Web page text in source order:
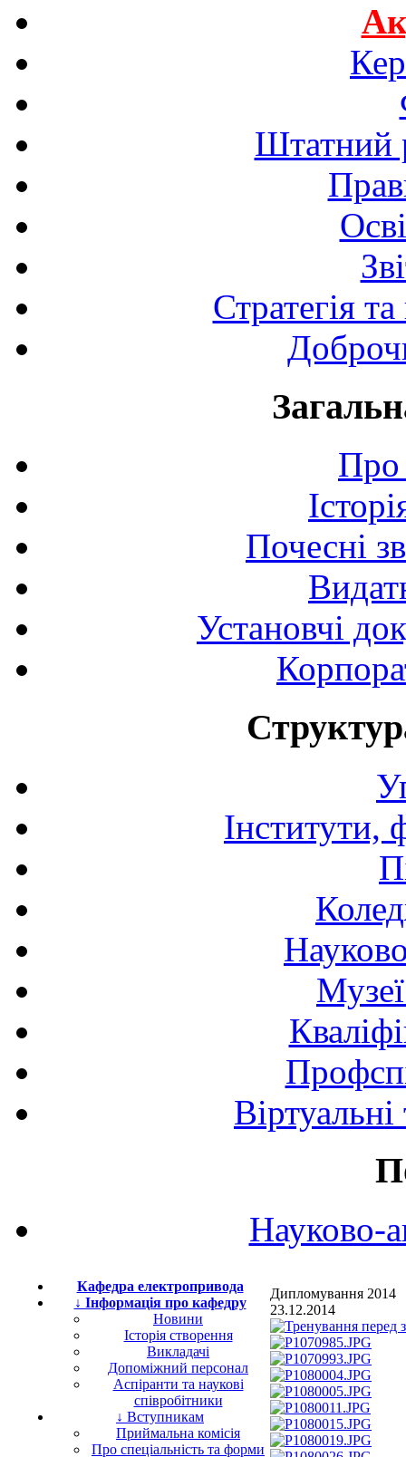
Штатний
Стратегія
Про
Почесні
Установчі
Інститути,
Науково-
Кафедра електропривода
↓ Інформація про кафедру
Новини
Історія створення
Викладачі
Допоміжний персонал
Аспіранти та наукові
співробітники
↓ Вступникам
Приймальна комісія
Про спеціальність та форми
Дипломування 2014
23.12.2014